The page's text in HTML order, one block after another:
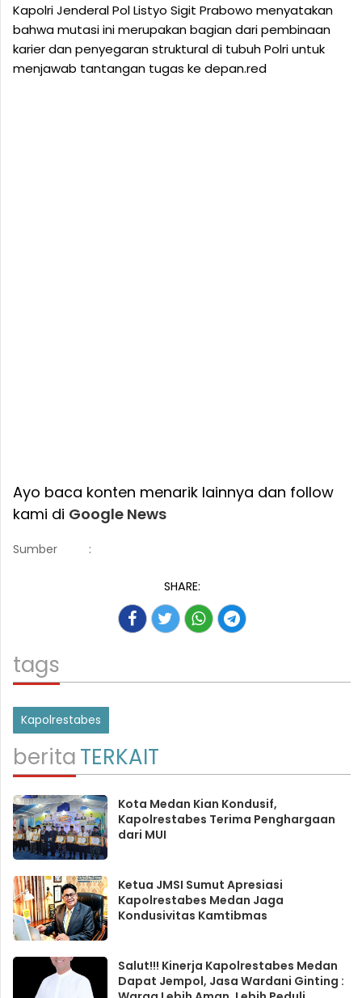
Kapolri Jenderal Pol Listyo Sigit Prabowo menyatakan
bahwa mutasi ini merupakan bagian dari pembinaan
karier dan penyegaran struktural di tubuh Polri untuk
menjawab tantangan tugas ke depan.red
Ayo baca konten menarik lainnya dan follow
kami di Google News
Sumber :
SHARE:
tags
Kapolrestabes
beritaTERKAIT
Kota Medan Kian Kondusif,
Kapolrestabes Terima Penghargaan
dari MUI
Ketua JMSI Sumut Apresiasi
Kapolrestabes Medan Jaga
Kondusivitas Kamtibmas
Salut!!! Kinerja Kapolrestabes Medan
Dapat Jempol, Jasa Wardani Ginting :